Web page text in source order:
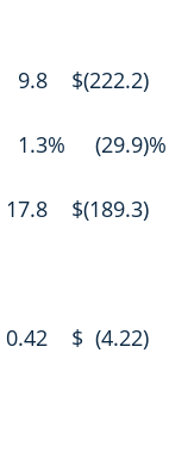
9.8 $(222.2)
1.3% (29.9)%
17.8 $(189.3)
0.42 $ (4.22)